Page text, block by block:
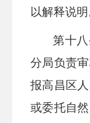
以解释说明
第十八
分局负责
报高昌区
或委托自